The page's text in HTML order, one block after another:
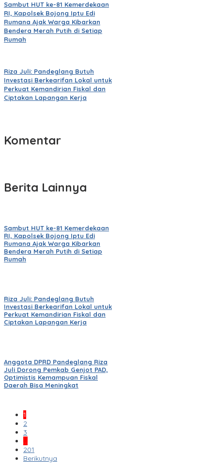
Sambut HUT ke-81 Kemerdekaan
RI, Kapolsek Bojong Iptu Edi
Rumana Ajak Warga Kibarkan
Bendera Merah Putih di Setiap
Rumah
Riza Juli: Pandeglang Butuh
Investasi Berkearifan Lokal untuk
Perkuat Kemandirian Fiskal dan
Ciptakan Lapangan Kerja
Komentar
Berita Lainnya
Sambut HUT ke-81 Kemerdekaan
RI, Kapolsek Bojong Iptu Edi
Rumana Ajak Warga Kibarkan
Bendera Merah Putih di Setiap
Rumah
Riza Juli: Pandeglang Butuh
Investasi Berkearifan Lokal untuk
Perkuat Kemandirian Fiskal dan
Ciptakan Lapangan Kerja
Anggota DPRD Pandeglang Riza
Juli Dorong Pemkab Genjot PAD,
Optimistis Kemampuan Fiskal
Daerah Bisa Meningkat
1
2
3
…
201
Berikutnya